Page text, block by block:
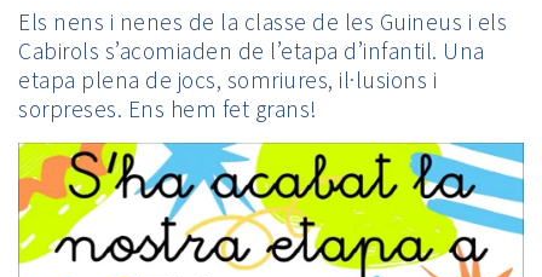
Els nens i nenes de la classe de les Guineus i els
Cabirols s’acomiaden de l’etapa d’infantil. Una
etapa plena de jocs, somriures, il·lusions i
sorpreses. Ens hem fet grans!